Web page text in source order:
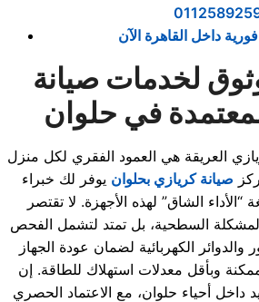
داخل القاهرة الآن
لخدمات صيانة
في حلوان
العريقة هي العمود الفقري لكل منزل
صيانة كريازي بحلوان يوفر لك خبراء
الشاق” لهذه الأجهزة. لا تقتصر
السطحية، بل تمتد لتشمل الفحص
والدوائر الكهربائية لضمان عودة الجهاز
وبأقل معدلات استهلاك للطاقة. إن
داخل أحياء حلوان، مع الاعتماد الحصري